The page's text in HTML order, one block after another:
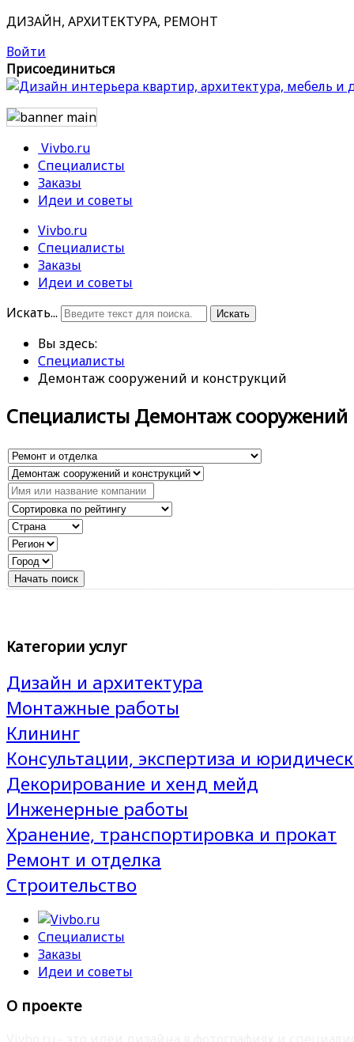
ДИЗАЙН, АРХИТЕКТУРА, РЕМОНТ
Войти
Присоединиться
Vivbo.ru
Специалисты
Заказы
Идеи и советы
Vivbo.ru
Специалисты
Заказы
Идеи и советы
Искать...
Искать
Вы здесь:
Специалисты
Демонтаж сооружений и конструкций
Специалисты Демонтаж сооружений
Категории услуг
Дизайн и архитектура
Монтажные работы
Клининг
Консультации, экспертиза и
Декорирование и хенд мейд
Инженерные работы
Хранение, транспортировка и прокат
Ремонт и отделка
Строительство
Специалисты
Заказы
Идеи и советы
О проекте